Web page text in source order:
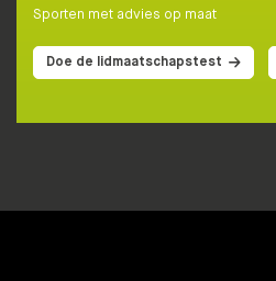
Sporten met advies op maat
Doe de lidmaatschapstest